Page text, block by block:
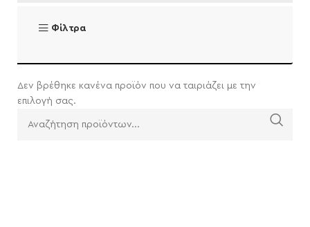
Φίλτρα
Δεν βρέθηκε κανένα προϊόν που να ταιριάζει με την
επιλογή σας.